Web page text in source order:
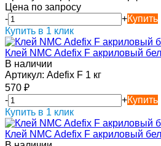
Цена по запросу
-
+Купить
Купить в 1 клик
Клей NMC Adefix F акриловый
В наличии
Артикул: Adefix F 1 кг
570 ₽
-
+Купить
Купить в 1 клик
Клей NMC Adefix F акриловый